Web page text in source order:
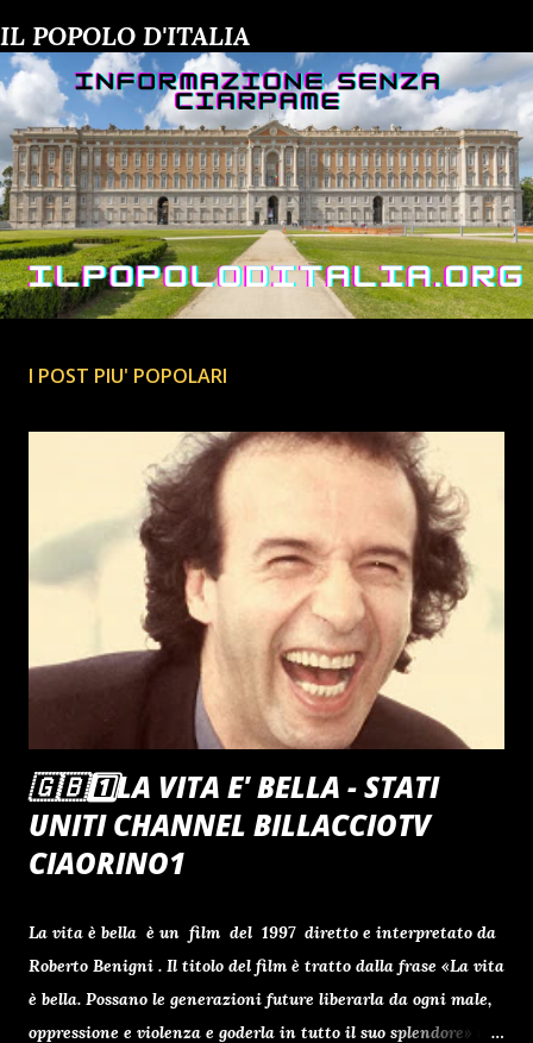
IL POPOLO D'ITALIA
I POST PIU' POPOLARI
🇬🇧1️⃣LA VITA E' BELLA - STATI
UNITI CHANNEL BILLACCIOTV
CIAORINO1
La vita è bella è un film del 1997 diretto e interpretato da
Roberto Benigni . Il titolo del film è tratto dalla frase «La vita
è bella. Possano le generazioni future liberarla da ogni male,
oppressione e violenza e goderla in tutto il suo splendore» del